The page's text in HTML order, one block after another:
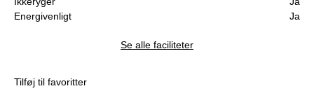
Energivenligt
Ja
Se alle faciliteter
Tilføj til favoritter